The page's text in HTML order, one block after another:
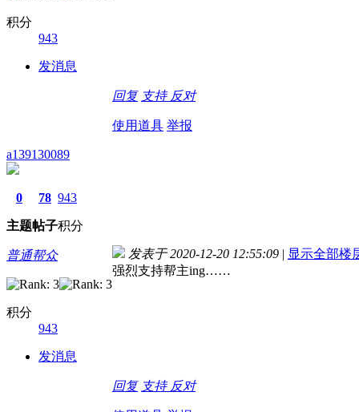
积分
943
发消息
回复 支持 反对
使用道具 举报
a139130089
0
主题
78
帖子
943
积分
普通帮众
积分
943
发消息
发表于 2020-12-20 12:55:09 | 显示全部楼
强烈支持帮主ing……
回复 支持 反对